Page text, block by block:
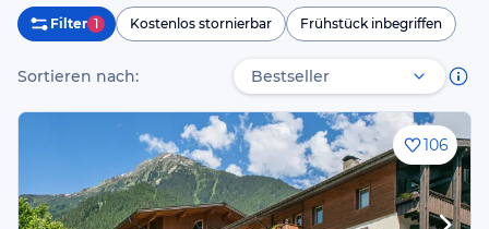
Filter 1 Kostenlos stornierbar Frühstück inbegriffen
Sortieren nach:
106